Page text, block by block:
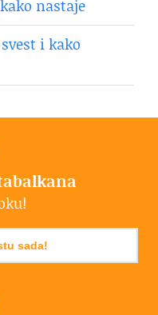
nastaje
i kako
sada!